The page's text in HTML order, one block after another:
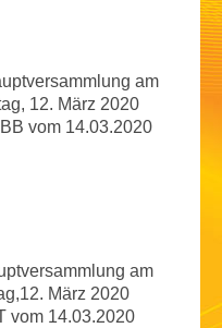
am
12. März 2020
vom 14.03.2020
am
März 2020
vom 14.03.2020